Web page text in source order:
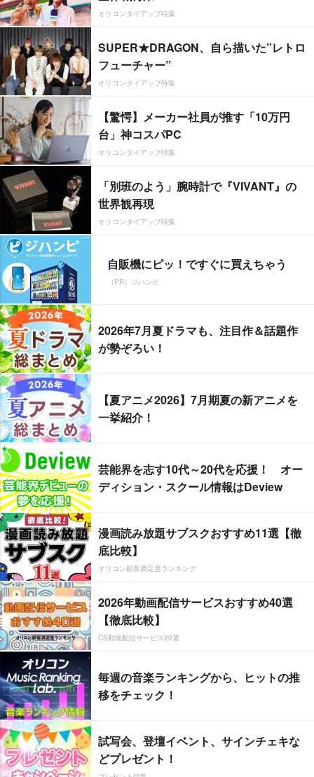
オリコンタイアップ特集
SUPER★DRAGON、自ら描いた”レトロ
フューチャー”
オリコンタイアップ特集
【驚愕】メーカー社員が推す「10万円
台」神コスパPC
オリコンタイアップ特集
「別班のよう」腕時計で『VIVANT』の
世界観再現
オリコンタイアップ特集
自販機にピッ！ですぐに買えちゃう
（PR）ジハンピ
2026年7月夏ドラマも、注目作＆話題作
が勢ぞろい！
【夏アニメ2026】7月期夏の新アニメを
一挙紹介！
芸能界を志す10代～20代を応援！ オー
ディション・スクール情報はDeview
漫画読み放題サブスクおすすめ11選【徹
底比較】
オリコン顧客満足度ランキング
2026年動画配信サービスおすすめ40選
【徹底比較】
CS動画配信サービス20選
毎週の音楽ランキングから、ヒットの推
移をチェック！
試写会、登壇イベント、サインチェキな
どプレゼント！